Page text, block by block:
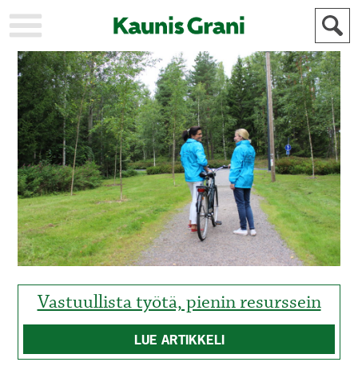
KAUPUNKI
STADEN
AJANKOHTAISTA
AKTUELLT
URHEILU
IDROTT
KULTTUURI
KULTUR
HISTORIA
HISTORIA
YLEINEN
ALLMÄN
MAINOSTAJILLE
FÖR
ANNONSÖRER
Vastuullista työtä, pienin resurssein
LUE ARTIKKELI